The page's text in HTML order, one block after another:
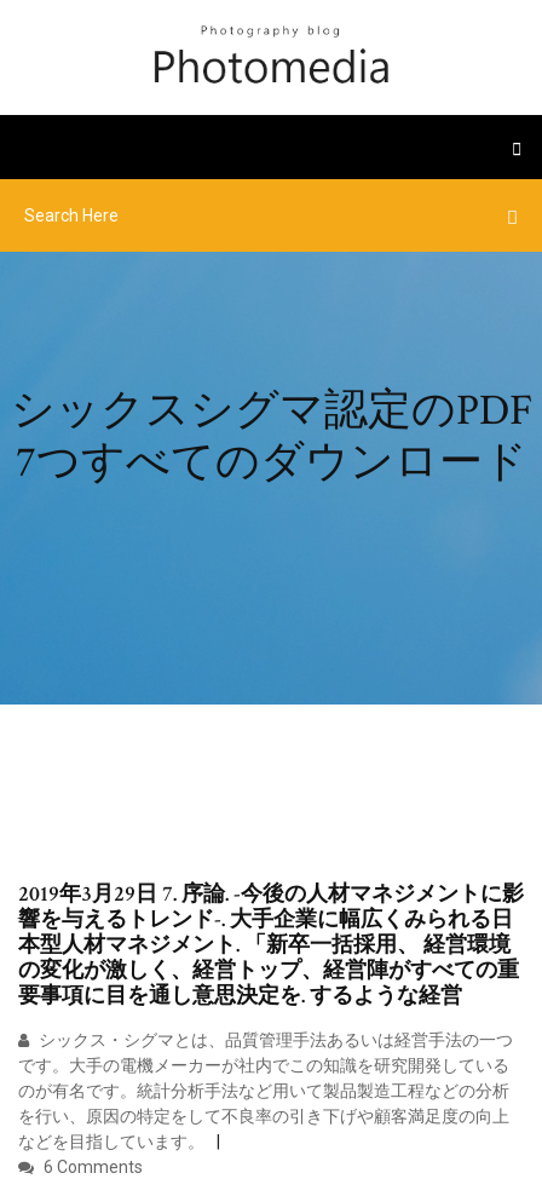
シックスシグマ認定のPDF
7つすべてのダウンロード
2019年3月29日 7. 序論. -今後の人材マネジメントに影
響を与えるトレンド-. 大手企業に幅広くみられる日
本型人材マネジメント. 「新卒一括採用、 経営環境
の変化が激しく、経営トップ、経営陣がすべての重
要事項に目を通し意思決定を. するような経営
シックス・シグマとは、品質管理手法あるいは経営手法の一つ
です。大手の電機メーカーが社内でこの知識を研究開発している
のが有名です。統計分析手法など用いて製品製造工程などの分析
を行い、原因の特定をして不良率の引き下げや顧客満足度の向上
などを目指しています。
6 Comments